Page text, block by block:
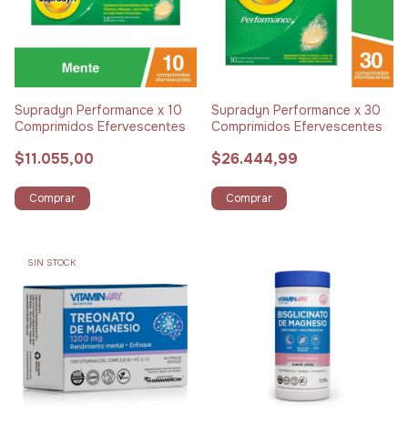
Supradyn Performance x 10
Comprimidos Efervescentes
$11.055,00
Comprar
Supradyn Performance x 30
Comprimidos Efervescentes
$26.444,99
Comprar
SIN STOCK